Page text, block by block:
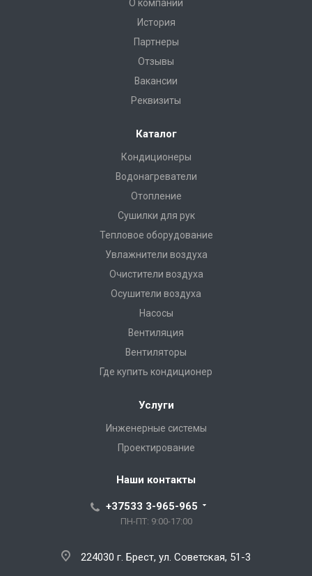
О компании
История
Партнеры
Отзывы
Вакансии
Реквизиты
Каталог
Кондиционеры
Водонагреватели
Отопление
Сушилки для рук
Тепловое оборудование
Увлажнители воздуха
Очистители воздуха
Осушители воздуха
Насосы
Вентиляция
Вентиляторы
Где купить кондиционер
Услуги
Инженерные системы
Проектирование
Наши контакты
+37533 3-965-965
ПН-ПТ: 9:00-17:00
224030 г. Брест, ул. Советская, 51-3